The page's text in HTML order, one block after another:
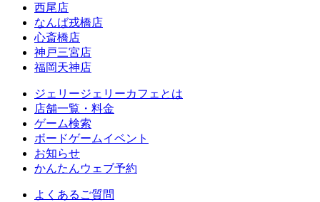
西尾店
なんば戎橋店
心斎橋店
神戸三宮店
福岡天神店
ジェリージェリーカフェとは
店舗一覧・料金
ゲーム検索
ボードゲームイベント
お知らせ
かんたんウェブ予約
よくあるご質問